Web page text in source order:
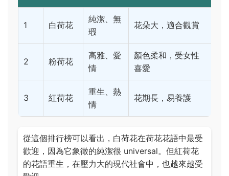
1 白荷花
純潔、無
瑕
花朵大，適合觀賞
2 粉荷花
高雅、愛
情
顏色柔和，受女性
喜愛
3 紅荷花
重生、熱
情
花期長，易養護
從這個排行榜可以看出，白荷花在荷花花語中最受
歡迎，因為它象徵的純潔很 universal。但紅荷花
的花語重生，在壓力大的現代社會中，也越來越受